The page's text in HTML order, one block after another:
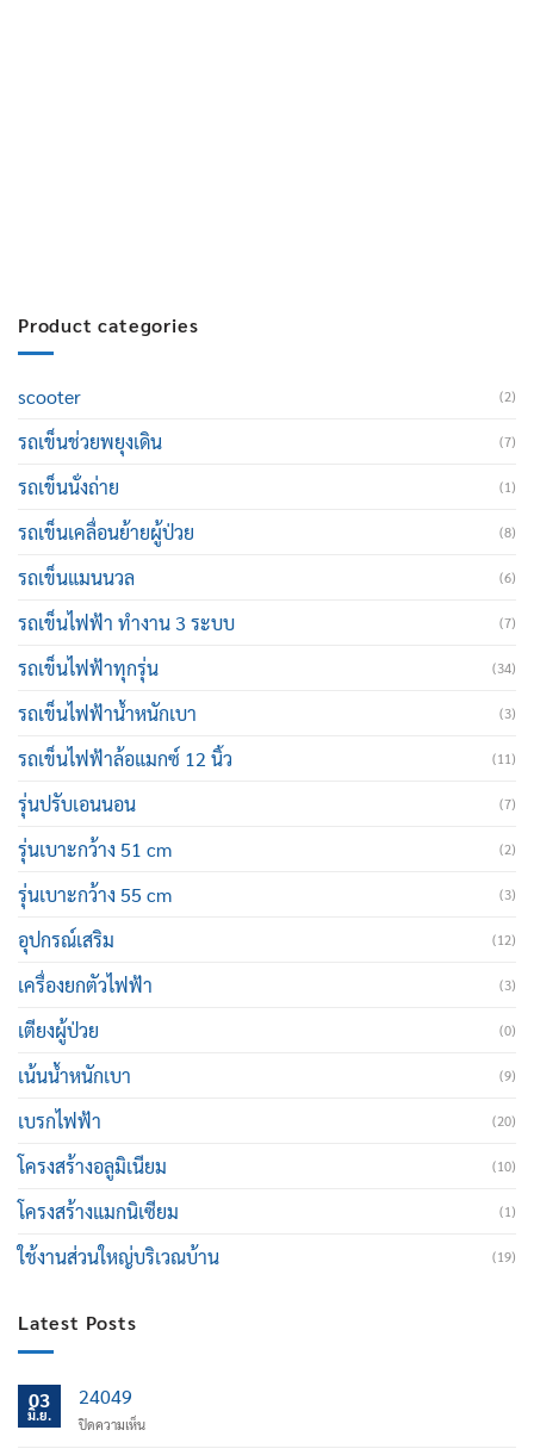
Product categories
scooter (2)
รถเข็นช่วยพยุงเดิน (7)
รถเข็นนั่งถ่าย (1)
รถเข็นเคลื่อนย้ายผู้ป่วย (8)
รถเข็นแมนนวล (6)
รถเข็นไฟฟ้า ทำงาน 3 ระบบ (7)
รถเข็นไฟฟ้าทุกรุ่น (34)
รถเข็นไฟฟ้าน้ำหนักเบา (3)
รถเข็นไฟฟ้าล้อแมกซ์ 12 นิ้ว (11)
รุ่นปรับเอนนอน (7)
รุ่นเบาะกว้าง 51 cm (2)
รุ่นเบาะกว้าง 55 cm (3)
อุปกรณ์เสริม (12)
เครื่องยกตัวไฟฟ้า (3)
เตียงผู้ป่วย (0)
เน้นน้ำหนักเบา (9)
เบรกไฟฟ้า (20)
โครงสร้างอลูมิเนียม (10)
โครงสร้างแมกนิเซียม (1)
ใช้งานส่วนใหญ่บริเวณบ้าน (19)
Latest Posts
03
มิ.ย.
24049
ปิดความเห็นบน